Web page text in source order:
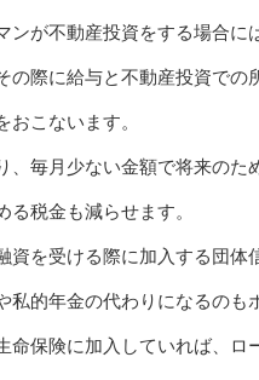
ンが不動産投資をする場合に
の際に給与と不動産投資での
おこないます。
、毎月少ない金額で将来のた
る税金も減らせます。
資を受ける際に加入する団体
私的年金の代わりになるのも
命保険に加入していれば、ロ